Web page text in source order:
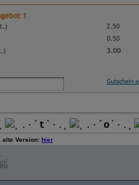
¸.·´ t `·.¸ ¸.·´ o `·.¸
, alte Version: hier